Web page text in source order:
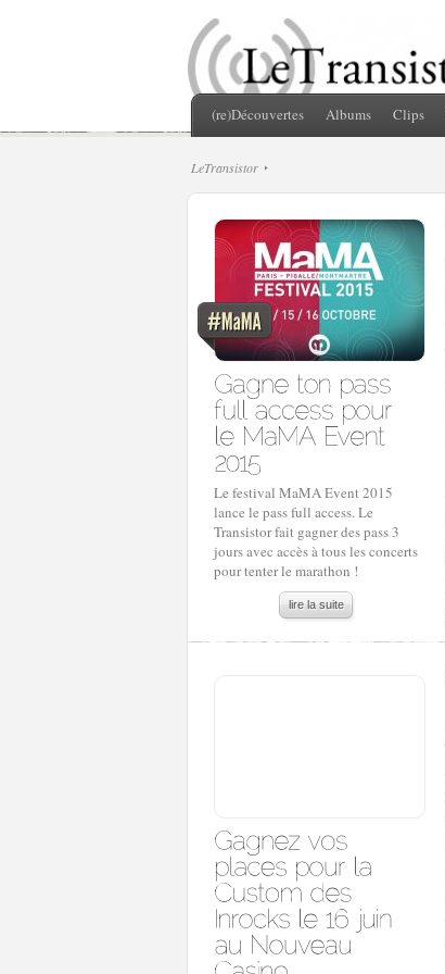
(re)Découvertes Albums Clips
LeTransistor
Le festival MaMA Event 2015
lance le pass full access. Le
Transistor fait gagner des pass 3
jours avec accès à tous les concerts
pour tenter le marathon !
lire la suite